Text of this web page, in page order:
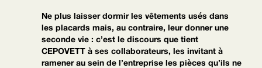
Ne plus laisser dormir les vêtements usés dans
les placards mais, au contraire, leur donner une
seconde vie : c’est le discours que tient
CEPOVETT à ses collaborateurs, les invitant à
ramener au sein de l’entreprise les pièces qu’ils ne